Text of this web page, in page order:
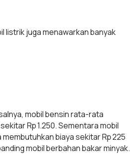
listrik juga menawarkan banyak
mobil bensin rata-rata
Rp 1.250. Sementara mobil
biaya sekitar Rp 225
mobil berbahan bakar minyak.